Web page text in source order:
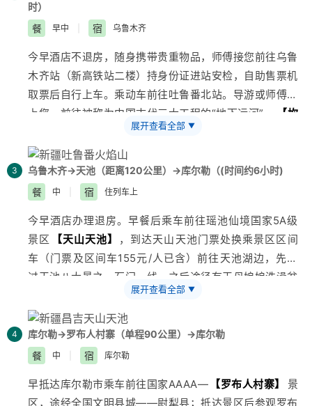
辆以及集合地点出发时间等信息，做好提前告知工作。请
您下飞机或火车后务必及时开机，保持手机畅通。
行驶时间约45分钟。到达酒店后报您的姓名，酒店前台
的工作人员，会为您办理入住。
3、酒店一般入住时间是14点以后，如您到达时间较早，
可将行李寄存在前台，在酒店周围逛逛稍作等待。也可将
时）
餐
早中 宿 乌鲁木齐
今早酒店不退房，随身携带贵重物品，师傅接您前往乌鲁
木齐站（新高铁站二楼）持身份证进站安检，自助售票机
取票后自行上车。乘动车前往吐鲁番北站。导游或师傅接
上您，前往被称为中国古代三大工程的“地下运河”—
【坎
（门票40元/人已含），景区内流水淙淙，林
木参天，景色迷人。参观世界上最大、最古老、保存最完
好的世界上唯一的生土建筑城市—【交河故城】（门票
已含，区间车25元/人自理），走进吐鲁番民俗博物馆，
— 【交河古村或吐鲁番郡王府】（此景点可以二选一，
景观相似，门票价格相同，导游根据行程时间选择安排景
点）（大约30分钟）；参观全国重点文物保护单位—
（门票已含）。中午在吐鲁番享用中餐，如
条子、烤羊肉串等令时水果，尝完新疆的美食，你还想在
来吃一遍。餐后乘车前往有着全国最热之称的
山景区】
（门票已含），这里除了自然风景外，还有关
于《西游记》的文化展示长廊。以及那高耸的造型温度
计，都是占据我们朋友圈、抖音的爆点......参观吐鲁番当
展开查看全部 ▼
3 乌鲁木齐→天池（距离120公里）→库尔勒（(时间约6小时)
餐
中 宿 住列车上
今早酒店办理退房。早餐后乘车前往瑶池仙境国家5A级
景区
【天山天池】
，到达天山天池门票处换乘景区区间
车（门票及区间车155元/人已含）前往天池湖边，先经
过天池八大景之一 石门一线 ，之后途径有王母娘娘洗澡盆
之称的“西小天池 ”抵达天池停车场，沿着木栈道或者乘
坐电瓶车（费用自理）大概5分钟左右，到达天池湖边。
远眺博格达峰圣洁雪景。（景区内游览时间约为4小
时）。下午乘车返回市区，后前往
【温馨提示】
展开查看全部 ▼
4
库尔勒→罗布人村寨（单程90公里）→库尔勒
餐
中 宿 库尔勒
早抵达库尔勒市乘车前往国家AAAA— 【罗布人村寨】
景
区，途经全国文明县城——尉犁县；抵达景区后参观罗布